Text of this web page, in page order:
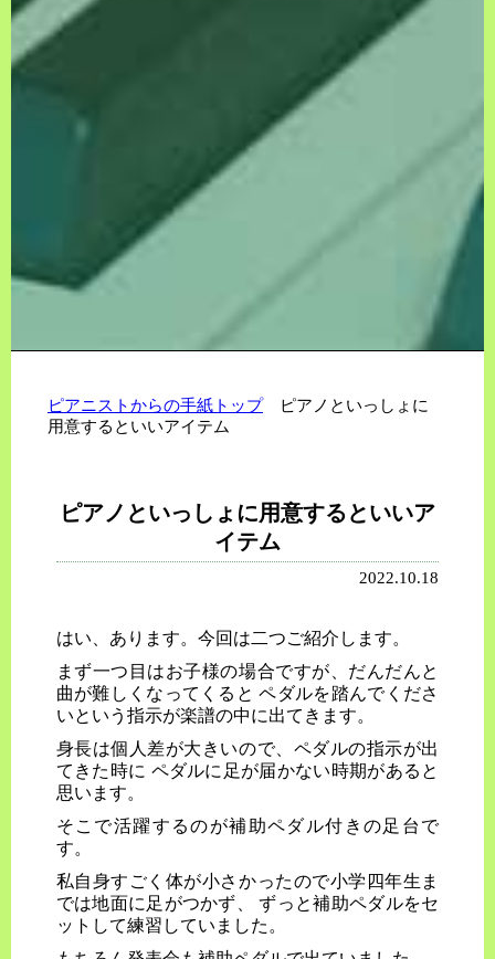
ピアニストからの手紙トップピアノといっしょに
用意するといいアイテム
ピアノといっしょに用意するといいア
イテム
2022.10.18
はい、あります。今回は二つご紹介します。
まず一つ目はお子様の場合ですが、だんだんと
曲が難しくなってくると ペダルを踏んでくださ
いという指示が楽譜の中に出てきます。
身長は個人差が大きいので、ペダルの指示が出
てきた時に ペダルに足が届かない時期があると
思います。
そこで活躍するのが補助ペダル付きの足台で
す。
私自身すごく体が小さかったので小学四年生ま
では地面に足がつかず、 ずっと補助ペダルをセ
ットして練習していました。